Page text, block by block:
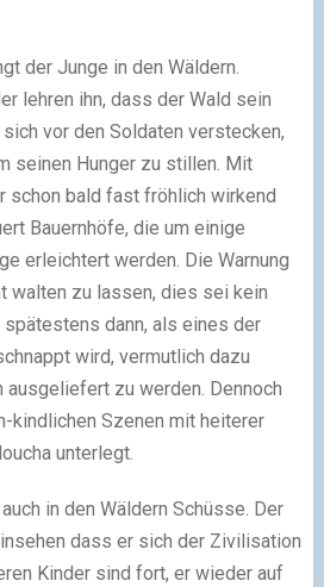
der Junge in den Wäldern.
lehren ihn, dass der Wald sein
sich vor den Soldaten verstecken,
seinen Hunger zu stillen. Mit
schon bald fast fröhlich wirkend
Bauernhöfe, die um einige
erleichtert werden. Die Warnung
walten zu lassen, dies sei kein
dann, als eines der
wird, vermutlich dazu
ausgeliefert zu werden. Dennoch
kindlichen Szenen mit heiterer
unterlegt.
in den Wäldern Schüsse. Der
dass er sich der Zivilisation
Kinder sind fort, er wieder auf